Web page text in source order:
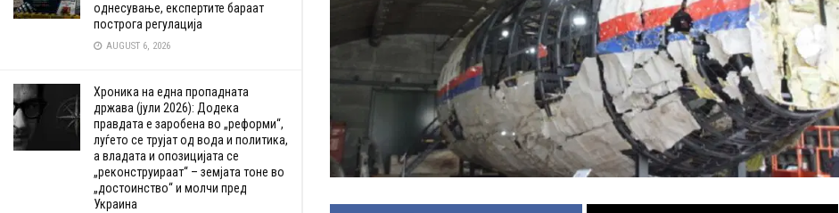
однесување, експертите бараат
построга регулација
AUGUST 6, 2026
Хроника на една пропадната
држава (јули 2026): Додека
правдата е заробена во „реформи“,
луѓето се трујат од вода и политика,
а владата и опозицијата се
„реконструираат“ – земјата тоне во
„достоинство“ и молчи пред
Украина